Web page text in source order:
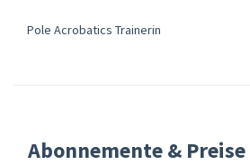
Pole Acrobatics Trainerin
Abonnemente & Preise